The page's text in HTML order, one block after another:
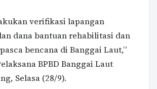
verifikasi lapangan
dana bantuan rehabilitasi dan
bencana di Banggai Laut,”
BPBD Banggai Laut
Selasa (28/9).